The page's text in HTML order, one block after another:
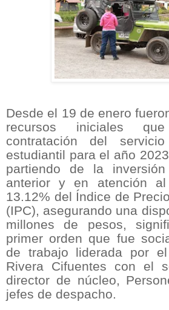
Desde el 19 de enero
recursos iniciales
contratación del
estudiantil para el año
partiendo de la
anterior y en atención al
13.12% del Índice de
(IPC), asegurando una
millones de pesos,
primer orden que fue
de trabajo liderada por
Rivera Cifuentes con el
director de núcleo,
jefes de despacho.